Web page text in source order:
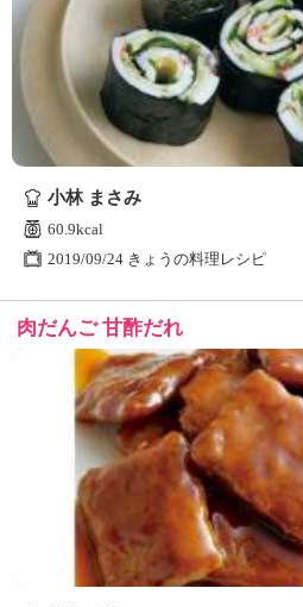
の
き
ょ
う
の
理
小林 まさみ
60.9kcal
2019/09/24 きょうの料理レシピ
肉だんご 甘酢だれ